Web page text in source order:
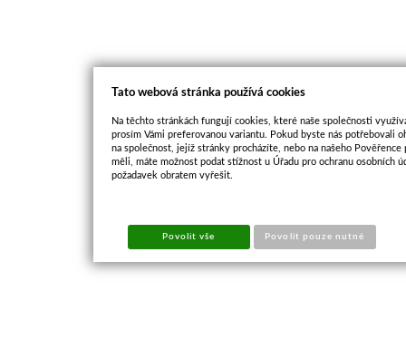
Tato webová stránka používá cookies
Na těchto stránkách fungují cookies, které naše společnosti
prosím Vámi preferovanou variantu. Pokud byste nás potřebovali
na společnost, jejíž stránky procházíte, nebo na našeho
měli, máte možnost podat stížnost u Úřadu pro ochranu osobních
požadavek obratem vyřešit.
Povolit vše Povolit pouze nutné